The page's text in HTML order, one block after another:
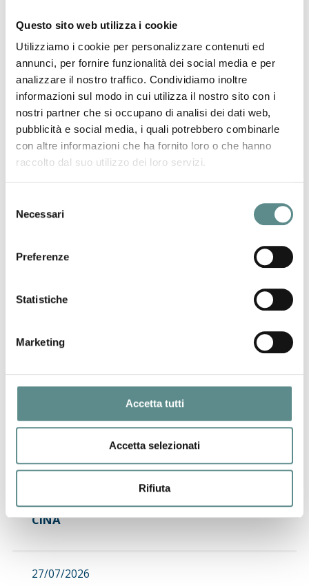
Questo sito web utilizza i cookie
Utilizziamo i cookie per personalizzare contenuti ed
annunci, per fornire funzionalità dei social media e per
analizzare il nostro traffico. Condividiamo inoltre
informazioni sul modo in cui utilizza il nostro sito con i
nostri partner che si occupano di analisi dei dati web,
pubblicità e social media, i quali potrebbero combinarle
con altre informazioni che ha fornito loro o che hanno
raccolto dal suo utilizzo dei loro servizi.
delNecessari
Preferenze
Statistiche
Marketing
Accetta tutti
Accetta selezionati
Rifiuta
- Cristalleria da tavola;
- Elettrodomestici (fornelli, friggitrici, condizionatori aria,
ventilatori, lavatrici, frullatori, bollitori);
- Mobili per casa e ufficio;
- Biciclette e motociclette;
- Orologi;
- Dispositivi per illuminazione per uso domestico;
- Giocattoli;
- Abbigliamento, tessili, tessuti per arredamento, tappeti,
coperte e calzature.
del30.12.2015 ed una nostra libera traduzione in lingua italiana
Decreto Originale
precedente:esportare negli usa come fare e quali regole
news
31/07/2026
CHIUSURA ESTIVA UFFICI
CINA
27/07/2026